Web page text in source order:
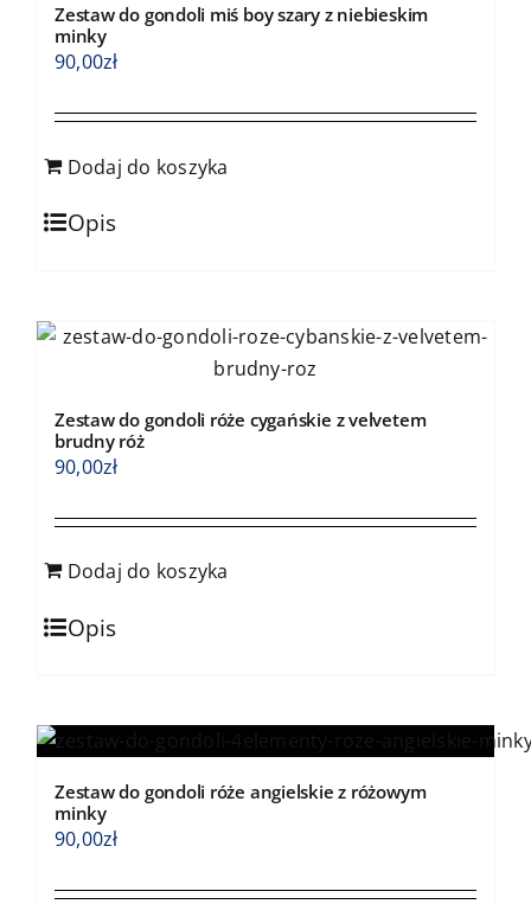
Zestaw do gondoli miś boy szary z niebieskim
minky
90,00zł
Dodaj do koszyka
Opis
Zestaw do gondoli róże cygańskie z velvetem
brudny róż
90,00zł
Dodaj do koszyka
Opis
Zestaw do gondoli róże angielskie z różowym
minky
90,00zł